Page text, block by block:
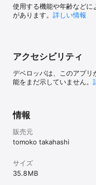
使用する機能や年齢など
があります。 詳しい情報
アクセシビリティ
デベロッパは、このアプ
能をまだ示していません。
情報
販売元
tomoko takahashi
サイズ
35.8 MB